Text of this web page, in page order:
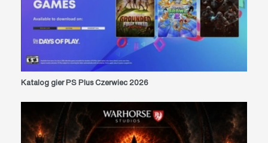
Katalog gier PS Plus Czerwiec 2026